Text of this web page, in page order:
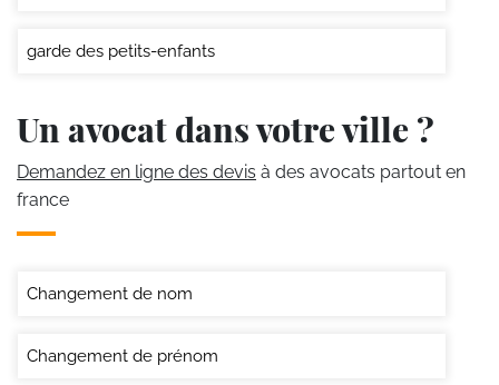
garde des petits-enfants
Un avocat dans votre ville ?
Demandez en ligne des devis à des avocats partout en
france
Changement de nom
Changement de prénom